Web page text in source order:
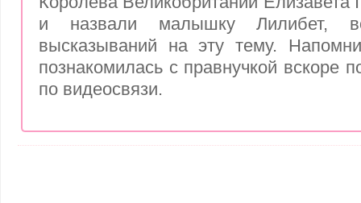
и назвали малышку Лилибет,
высказываний на эту тему.
познакомилась с правнучкой вскоре
по видеосвязи.